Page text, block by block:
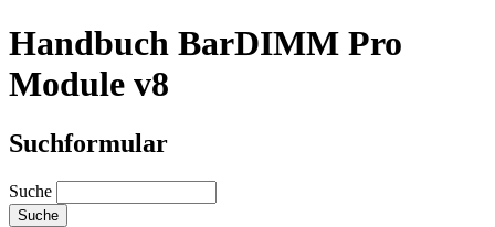
Handbuch BarDIMM Pro
Module v8
Suchformular
Suche